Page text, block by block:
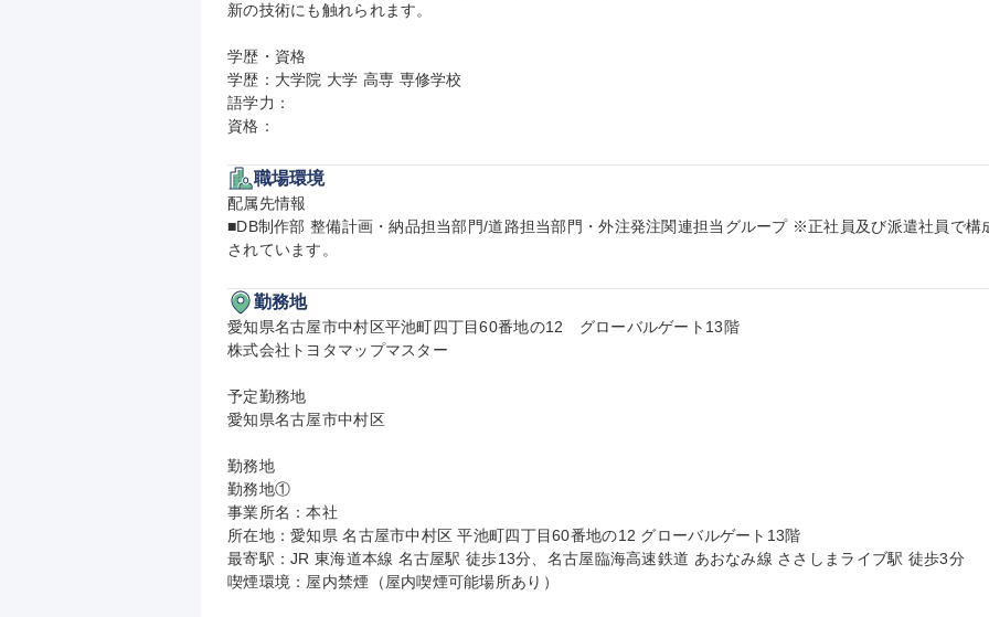
新の技術にも触れられます。
学歴・資格
学歴：大学院 大学 高専 専修学校
語学力：
資格：
職場環境
配属先情報
■DB制作部 整備計画・納品担当部門/道路担当部門・外注発注関連担当グループ ※正社員及び派遣社員で構
されています。
勤務地
愛知県名古屋市中村区平池町四丁目60番地の12　グローバルゲート13階
株式会社トヨタマップマスター
予定勤務地
愛知県名古屋市中村区
勤務地
勤務地①
事業所名：本社
所在地：愛知県 名古屋市中村区 平池町四丁目60番地の12 グローバルゲート13階
最寄駅：JR 東海道本線 名古屋駅 徒歩13分、名古屋臨海高速鉄道 あおなみ線 ささしまライブ駅 徒歩3分
喫煙環境：屋内禁煙（屋内喫煙可能場所あり）